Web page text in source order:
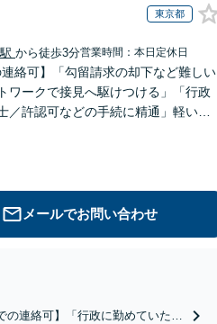
東京都
から徒歩3分営業時間：本日定休日
連絡可】「勾留請求の却下など難しい
ワークで接見へ駆けつける」「行政
許認可などの手続に精通」軽いフ
メールでお問い合わせ
の連絡可】「行政に勤めていた経